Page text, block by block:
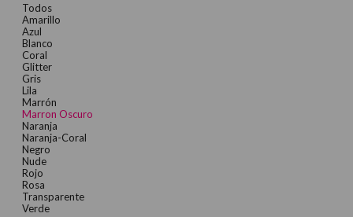
Todos
Amarillo
Azul
Blanco
Coral
Glitter
Gris
Lila
Marrón
Marron Oscuro
Naranja
Naranja-Coral
Negro
Nude
Rojo
Rosa
Transparente
Verde